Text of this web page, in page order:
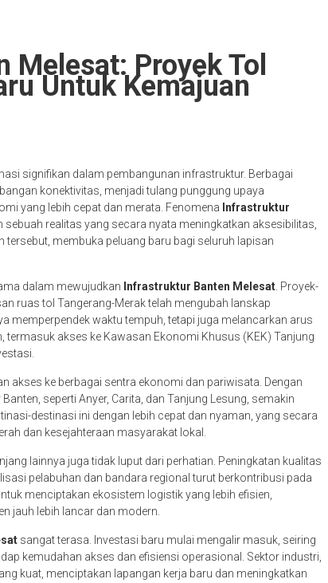
Proyek Tol
Untuk Kemajuan
signifikan dalam pembangunan infrastruktur. Berbagai
konektivitas, menjadi tulang punggung upaya
yang lebih cepat dan merata. Fenomena Infrastruktur
sebuah realitas yang secara nyata meningkatkan aksesibilitas,
membuka peluang baru bagi seluruh lapisan
dalam mewujudkan Infrastruktur Banten Melesat . Proyek-
ruas tol Tangerang-Merak telah mengubah lanskap
memperpendek waktu tempuh, tetapi juga melancarkan arus
termasuk akses ke Kawasan Ekonomi Khusus (KEK) Tanjung
akses ke berbagai sentra ekonomi dan pariwisata. Dengan
seperti Anyer, Carita, dan Tanjung Lesung, semakin
destinasi ini dengan lebih cepat dan nyaman, yang secara
dan kesejahteraan masyarakat lokal.
lainnya juga tidak luput dari perhatian. Peningkatan kualitas
pelabuhan dan bandara regional turut berkontribusi pada
menciptakan ekosistem logistik yang lebih efisien,
jauh lebih lancar dan modern.
sangat terasa. Investasi baru mulai mengalir masuk, seiring
kemudahan akses dan efisiensi operasional. Sektor industri,
kuat, menciptakan lapangan kerja baru dan meningkatkan